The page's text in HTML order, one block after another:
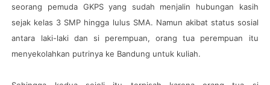
seorang pemuda GKPS yang sudah menjalin hubungan kasih
sejak kelas 3 SMP hingga lulus SMA. Namun akibat status sosial
antara laki-laki dan si perempuan, orang tua perempuan itu
menyekolahkan putrinya ke Bandung untuk kuliah.